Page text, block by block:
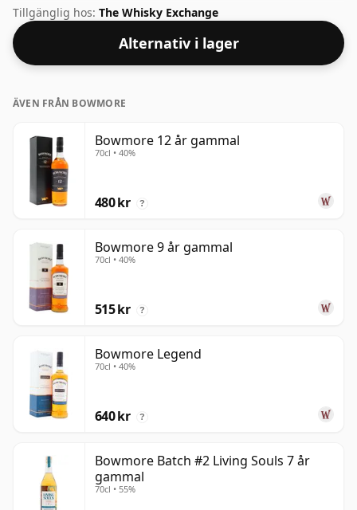
buteljeras denna whisky med optimal drickstyrka.
Avnjuts prydligt eller med en droppe vatten.
Tillgänglig hos: The Whisky Exchange
Alternativ i lager
ÄVEN FRÅN BOWMORE
Bowmore 12 år gammal
70cl • 40%
480 kr ?
Bowmore 9 år gammal
70cl • 40%
515 kr ?
Bowmore Legend
70cl • 40%
640 kr ?
Bowmore Batch #2 Living Souls 7 år
gammal
70cl • 55%